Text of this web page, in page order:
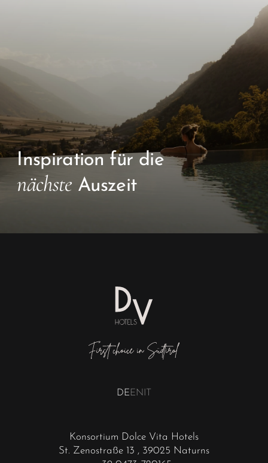
Inspiration für die
nächste Auszeit
Konsortium Dolce Vita Hotels
St. Zenostraße 13 , 39025 Naturns
DEEN